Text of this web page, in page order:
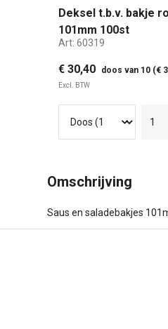
Deksel t.b.v. bakje
101mm 100st
Art: 60319
€ 30,40 doos van 10 (€
Excl. BTW
Omschrijving
Saus en saladebakjes